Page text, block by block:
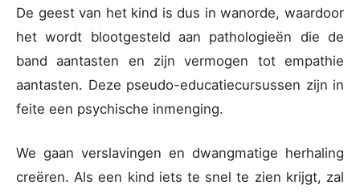
De geest van het kind is dus in wanorde, waardoor
het wordt blootgesteld aan pathologieën die de
band aantasten en zijn vermogen tot empathie
aantasten. Deze pseudo-educatiecursussen zijn in
feite een psychische inmenging.
We gaan verslavingen en dwangmatige herhaling
creëren. Als een kind iets te snel te zien krijgt, zal